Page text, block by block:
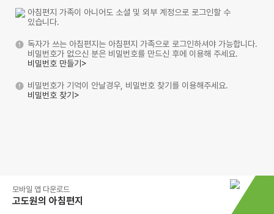
아침편지 가족이 아니어도 소셜 및 외부 계정으로 로그인할 수
있습니다.
독자가 쓰는 아침편지는 아침편지 가족으로 로그인하셔야 가능합니다.
비밀번호가 없으신 분은 비밀번호를 만드신 후에 이용해 주세요.
비밀번호 만들기>
비밀번호가 기억이 안날경우, 비밀번호 찾기를 이용해주세요.
비밀번호 찾기>
모바일 앱 다운로드
고도원의 아침편지